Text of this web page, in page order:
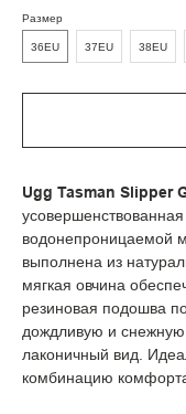
Размер
36EU 37EU 38EU
Ugg Tasman Slipper
водонепроницаемой
выполнена из
мягкая овчина
резиновая подошва
дождливую и снежную
лаконичный вид.
комбинацию